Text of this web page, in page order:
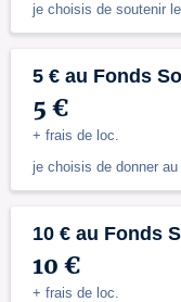
je choisis de soutenir
5 € au Fonds
5 €
+ frais de loc.
je choisis de donner
10 € au Fonds
10 €
+ frais de loc.